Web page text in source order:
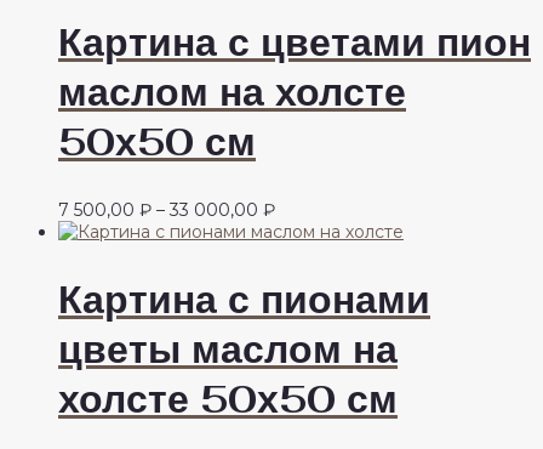
Картина с цветами пион
маслом на холсте
50х50 см
7 500,00 ₽ – 33 000,00 ₽Диапазон
цен:
–
33
000,00 ₽
Картина с пионами
цветы маслом на
холсте 50х50 см